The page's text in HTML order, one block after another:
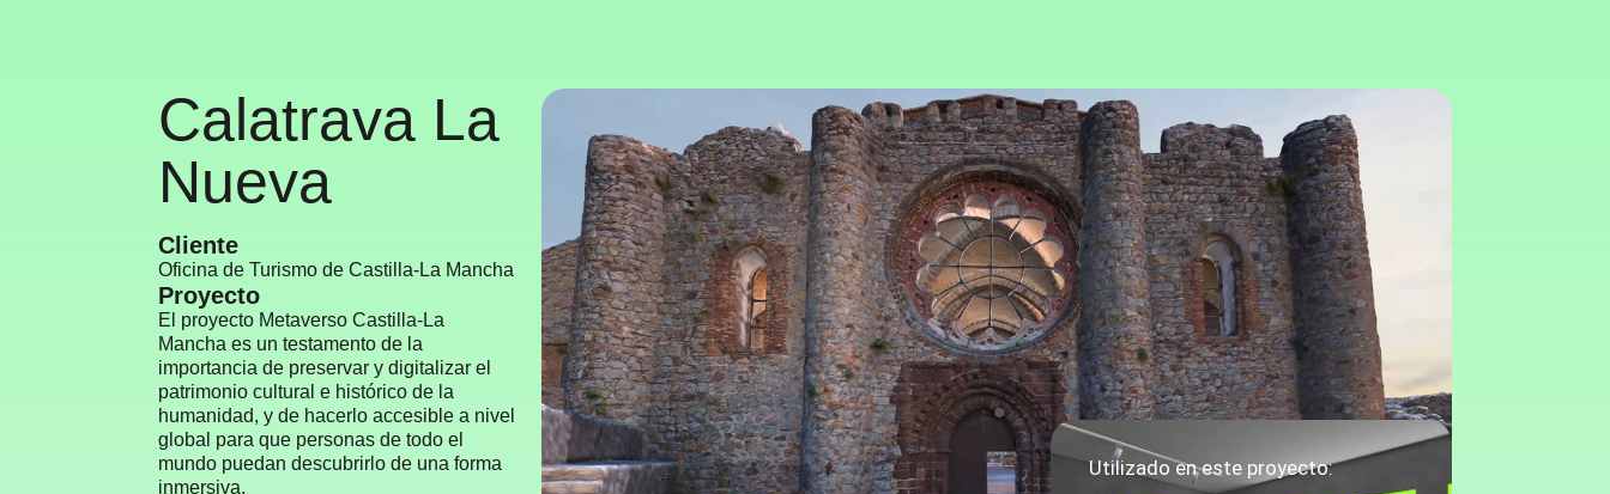
Calatrava La
Nueva
Cliente
Oficina de Turismo de Castilla-La Mancha
Proyecto
El proyecto Metaverso Castilla-La
Mancha es un testamento de la
importancia de preservar y digitalizar el
patrimonio cultural e histórico de la
humanidad, y de hacerlo accesible a nivel
global para que personas de todo el
mundo puedan descubrirlo de una forma
inmersiva.
Utilizado en este proyecto: